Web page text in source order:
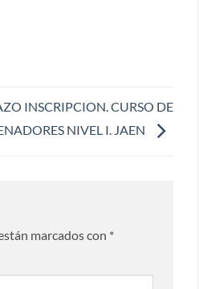
INSCRIPCION. CURSO DE
NIVEL I. JAEN
marcados con *